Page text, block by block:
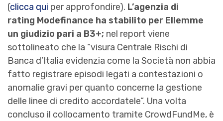
(clicca qui per approfondire). L’agenzia di
rating Modefinance ha stabilito per Ellemme
un giudizio pari a B3+; nel report viene
sottolineato che la “visura Centrale Rischi di
Banca d’Italia evidenzia come la Società non abbia
fatto registrare episodi legati a contestazioni o
anomalie gravi per quanto concerne la gestione
delle linee di credito accordatele”. Una volta
concluso il collocamento tramite CrowdFundMe, è